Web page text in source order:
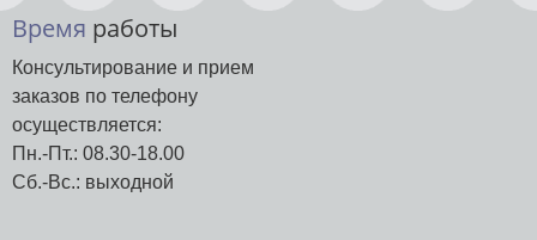
Время работы
Консультирование и прием
заказов по телефону
осуществляется:
Пн.-Пт.: 08.30-18.00
Сб.-Вс.: выходной